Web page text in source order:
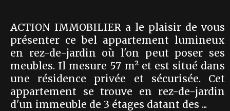
ACTION IMMOBILIER a le plaisir de vous
présenter ce bel appartement lumineux
en rez-de-jardin où l'on peut poser ses
meubles. Il mesure 57 m² et est situé dans
une résidence privée et sécurisée. Cet
appartement se trouve en rez-de-jardin
d'un immeuble de 3 étages datant des ...